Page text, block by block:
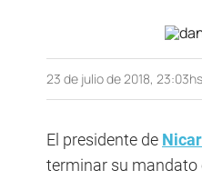
23 de julio de 2018, 23:03hs
El presidente de
terminar su mandato